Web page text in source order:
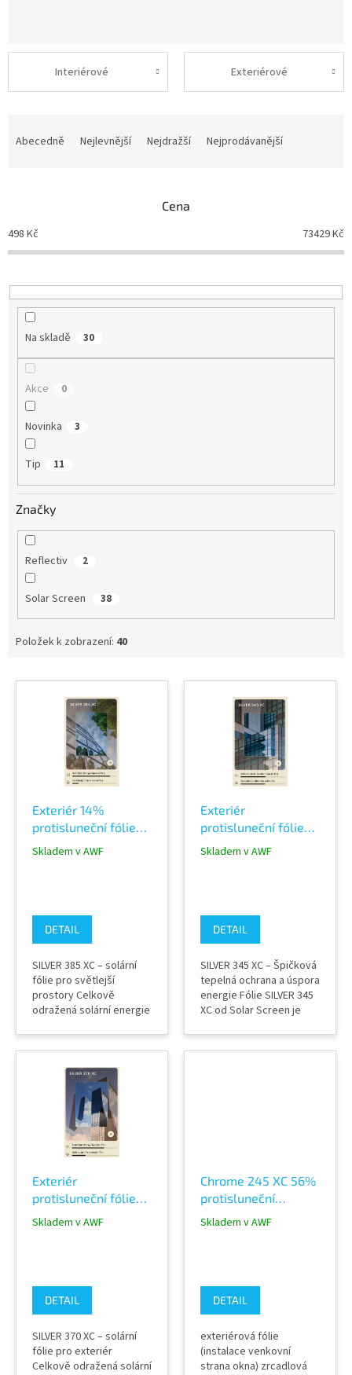
Interiérové Exteriérové
p
u
Abecedně Nejlevnější Nejdražší Nejprodávanější
Cena
498 Kč 73429Kč
Na skladě 30
Akce 0
Novinka 3
Tip 11
Značky
Reflectiv 2
Solar Screen 38
Položek k zobrazení: 40
V
Exteriér 14%
protisluneční fólie
SILVER 385 XC na
Skladem v AWF
DETAIL
SILVER 385 XC – solární
fólie pro světlejší
prostory Celkově
odražená solární energie
viditelného světla (%) 14
Zachovává přirozený
vzhled interiéru Blokuje
UV záření Redukuje
prostup tepla do
interiéru Tloušťka: 75
mikronů Záruka až: 12 let
Šířky: 122...
Exteriér
protisluneční fólie
SILVER 345 XC na
Skladem v AWF
DETAIL
SILVER 345 XC – Špičková
tepelná ochrana a úspora
energie Fólie SILVER 345
XC od Solar Screen je
reflexi sluneční energie,
omezení přehřívání
Exteriér
protisluneční fólie
SILVER 370 XC na
Skladem v AWF
DETAIL
SILVER 370 XC – solární
fólie pro exteriér
Celkově odražená solární
Chrome 245 XC 56%
protisluneční
EXTERIÉR zrcadlová
Skladem v AWF
DETAIL
exteriérová fólie
(instalace venkovní
strana okna) zrcadlová